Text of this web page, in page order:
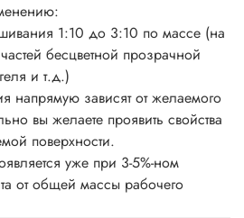
1:10 до 3:10 по массе (на
бесцветной прозрачной
и т.д.)
напрямую зависят от желаемого
вы желаете проявить свойства
поверхности.
уже при 3-5%-ном
от общей массы рабочего